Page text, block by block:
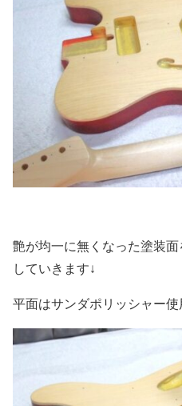
艶が均一に無くなった塗装
していきます↓
平面はサンダポリッシャー使